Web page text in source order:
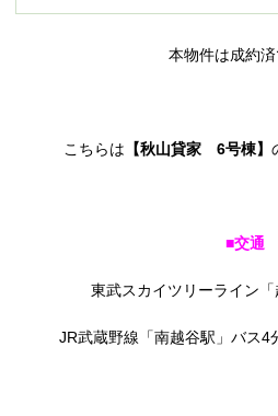
本物件は成約済
こちらは 【秋山貸家 6号棟】
■交通
東武スカイツリーライン
JR武蔵野線「南越谷駅」バス